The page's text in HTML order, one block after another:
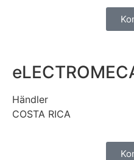
Händler
COSTA RICA